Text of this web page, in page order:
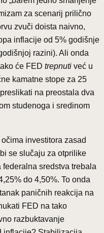
za scenarij prilično
zvuči doista naivno,
inflacije od 5% godišnje
razini). Ali onda
će FED trepnuti već u
kamatne stope za 25
na preostala dva
studenoga i sredinom
investitora zasad
se slučaju za otprilike
sredstva trebala
do 4,50%. To onda
paničnih reakcija na
FED na tako
razbuktavanje